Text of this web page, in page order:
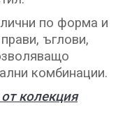
по форма и
ъглови,
комбинации.
колекция